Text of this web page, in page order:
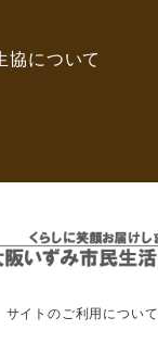
協について
サイトのご利用について